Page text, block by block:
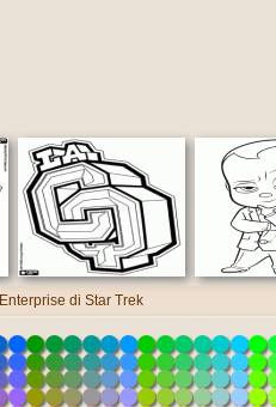
di Star Trek